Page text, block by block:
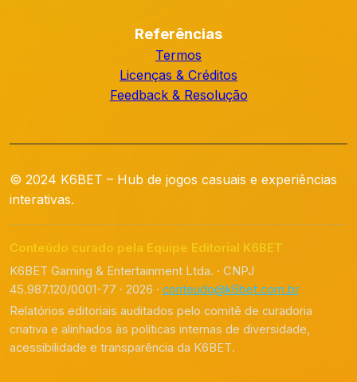
Referências
Termos
Licenças & Créditos
Feedback & Resolução
© 2024 K6BET – Hub de jogos casuais e experiências
interativas.
Conteúdo curado pela Equipe Editorial K6BET
K6BET Gaming & Entertainment Ltda. · CNPJ
45.987.120/0001-77 · 2026 · conteudo@k6bet.com.br
Relatórios editoriais auditados pelo comitê de curadoria
criativa e alinhados às políticas internas de diversidade,
acessibilidade e transparência da K6BET.